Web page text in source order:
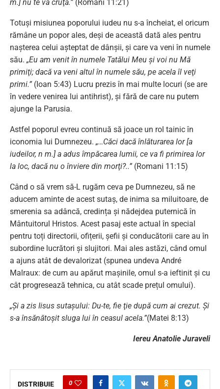
m.] nu te va cruţa.” (Romani 11:21)
Totuși misiunea poporului iudeu nu s-a încheiat, el oricum
rămâne un popor ales, deși de această dată ales pentru
nașterea celui așteptat de dânșii, și care va veni în numele
său. „Eu am venit în numele Tatălui Meu şi voi nu Mă
primiţi; dacă va veni altul în numele său, pe acela îl veţi
primi.” (Ioan 5:43) Lucru prezis în mai multe locuri (se are
în vedere venirea lui antihrist), și fără de care nu putem
ajunge la Parusia.
Astfel poporul evreu continuă să joace un rol tainic în
iconomia lui Dumnezeu. „…Căci dacă înlăturarea lor [a
iudeilor, n m.] a adus împăcarea lumii, ce va fi primirea lor
la loc, dacă nu o înviere din morţi?..” (Romani 11:15)
Când o să vrem să-L rugăm ceva pe Dumnezeu, să ne
aducem aminte de acest sutaș, de inima sa miluitoare, de
smerenia sa adâncă, credința și nădejdea puternică în
Mântuitorul Hristos. Acest pasaj este actual în special
pentru toți directorii, ofițerii, șefii și conducătorii care au în
subordine lucrători și slujitori. Mai ales astăzi, când omul
a ajuns atât de devalorizat (spunea undeva André
Malraux: de cum au apărut mașinile, omul s-a ieftinit și cu
cât progresează tehnica, cu atât scade prețul omului).
„Şi a zis Iisus sutaşului: Du-te, fie ţie după cum ai crezut. Şi
s-a însănătoşit sluga lui în ceasul acela.”(Matei 8:13)
Iereu Anatolie Juraveli
DISTRIBUIE 0